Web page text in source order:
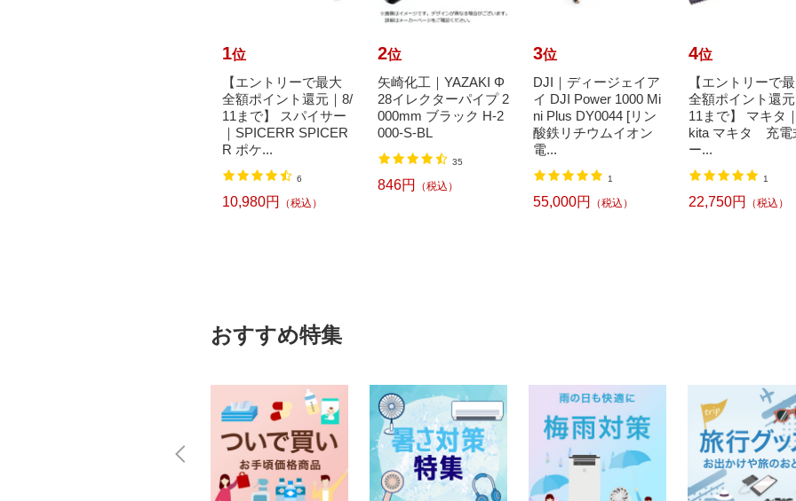
1位
【エントリーで最大
全額ポイント還元｜8/
11まで】 スパイサー
｜SPICERR SPICER
R ポケ...
6
10,980円 （税込）
2位
矢崎化工｜YAZAKI Φ
28イレクターパイプ 2
000mm ブラック H-2
000-S-BL
35
846円 （税込）
3位
DJI｜ディージェイア
イ DJI Power 1000 Mi
ni Plus DY0044 [リン
酸鉄リチウムイオン
電...
1
55,000円 （税込）
4位
【エントリーで
全額ポイント還
11まで】 マキタ
kita マキタ 充電
ー...
1
22,750円 （税込）
おすすめ特集